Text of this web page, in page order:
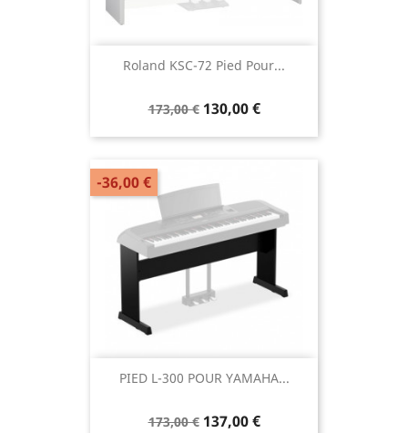
Roland KSC-72 Pied Pour...
173,00 € 130,00 €
PIED L-300 POUR YAMAHA...
173,00 € 137,00 €
-36,00 €